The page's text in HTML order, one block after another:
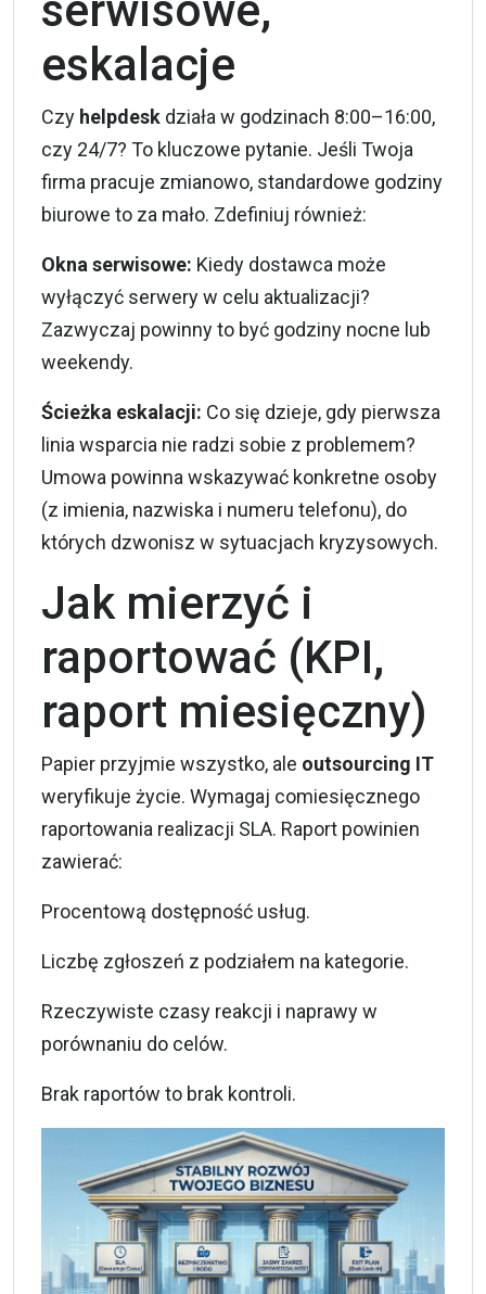
eskalacje
Czy helpdesk działa w godzinach 8:00–16:00,
czy 24/7? To kluczowe pytanie. Jeśli Twoja
firma pracuje zmianowo, standardowe godziny
biurowe to za mało. Zdefiniuj również:
Okna serwisowe: Kiedy dostawca może
wyłączyć serwery w celu aktualizacji?
Zazwyczaj powinny to być godziny nocne lub
weekendy.
Ścieżka eskalacji: Co się dzieje, gdy pierwsza
linia wsparcia nie radzi sobie z problemem?
Umowa powinna wskazywać konkretne osoby
(z imienia, nazwiska i numeru telefonu), do
których dzwonisz w sytuacjach kryzysowych.
Jak mierzyć i
raportować (KPI,
raport miesięczny)
Papier przyjmie wszystko, ale outsourcing IT
weryfikuje życie. Wymagaj comiesięcznego
raportowania realizacji SLA. Raport powinien
zawierać:
Procentową dostępność usług.
Liczbę zgłoszeń z podziałem na kategorie.
Rzeczywiste czasy reakcji i naprawy w
porównaniu do celów.
Brak raportów to brak kontroli.